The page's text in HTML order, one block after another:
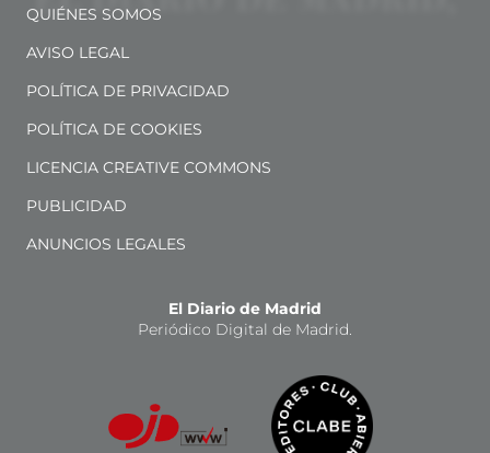
QUIÉNES SOMOS
AVISO LEGAL
POLÍTICA DE PRIVACIDAD
POLÍTICA DE COOKIES
LICENCIA CREATIVE COMMONS
PUBLICIDAD
ANUNCIOS LEGALES
El Diario de Madrid
Periódico Digital de Madrid.